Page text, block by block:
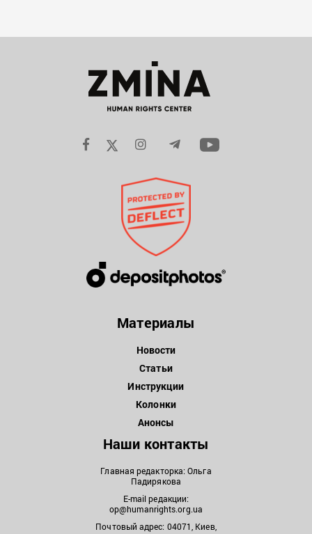
Материалы
Новости
Статьи
Инструкции
Колонки
Анонсы
Наши контакты
Главная редакторка: Ольга
Падирякова
E-mail редакции:
op@humanrights.org.ua
Почтовый адрес: 04071, Киев,